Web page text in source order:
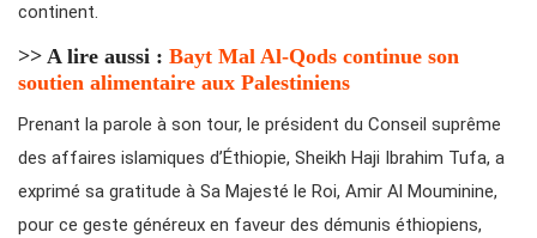
continent.
>> A lire aussi : Bayt Mal Al-Qods continue son
soutien alimentaire aux Palestiniens
Prenant la parole à son tour, le président du Conseil suprême
des affaires islamiques d’Éthiopie, Sheikh Haji Ibrahim Tufa, a
exprimé sa gratitude à Sa Majesté le Roi, Amir Al Mouminine,
pour ce geste généreux en faveur des démunis éthiopiens,